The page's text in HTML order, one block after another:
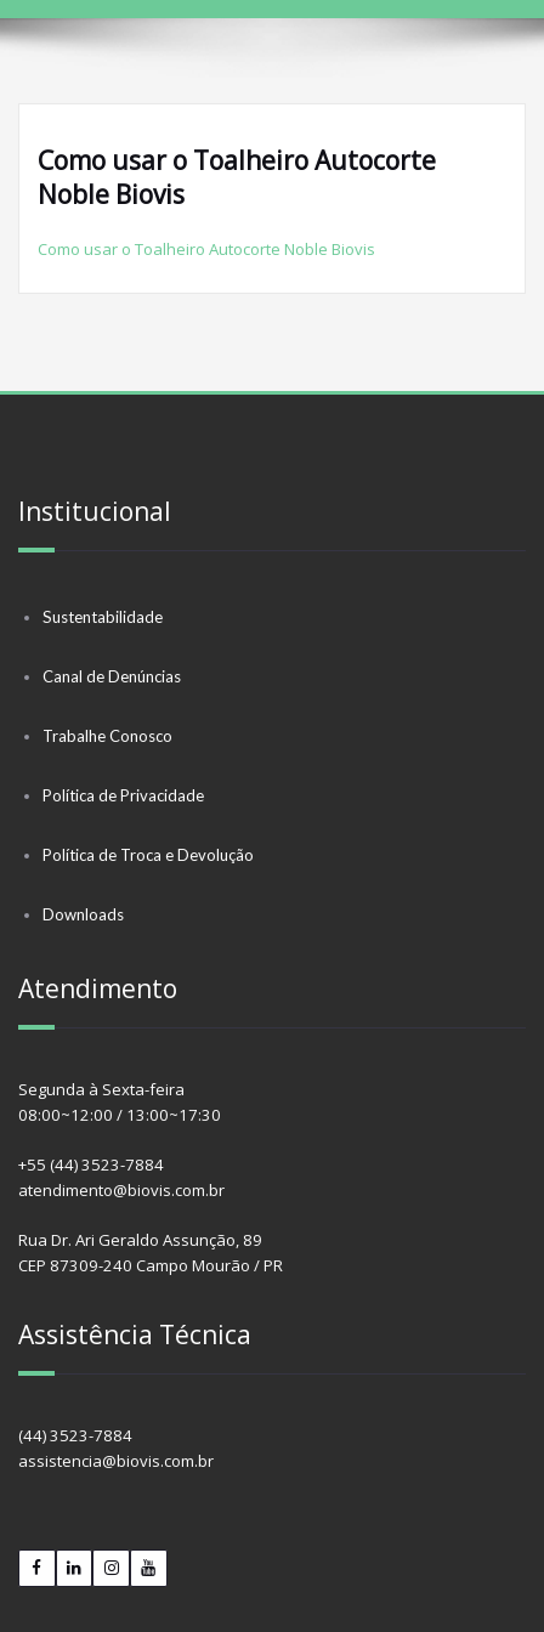
Como usar o Toalheiro Autocorte
Noble Biovis
Como usar o Toalheiro Autocorte Noble Biovis
Institucional
Sustentabilidade
Canal de Denúncias
Trabalhe Conosco
Política de Privacidade
Política de Troca e Devolução
Downloads
Atendimento
Segunda à Sexta-feira
08:00~12:00 / 13:00~17:30
+55 (44) 3523-7884
atendimento@biovis.com.br
Rua Dr. Ari Geraldo Assunção, 89
CEP 87309-240 Campo Mourão / PR
Assistência Técnica
(44) 3523-7884
assistencia@biovis.com.br